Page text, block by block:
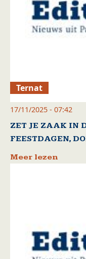
Ternat
17/11/2025 - 07:42
ZET JE ZAAK IN
FEESTDAGEN,
Meer lezen